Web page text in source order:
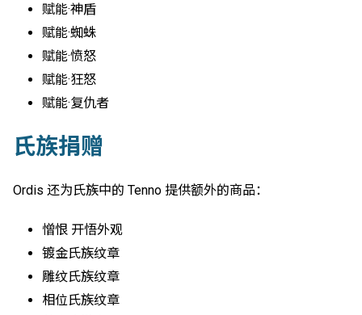
赋能·神盾
赋能·蜘蛛
赋能·愤怒
赋能·狂怒
赋能·复仇者
氏族捐赠
Ordis 还为氏族中的 Tenno 提供额外的商品：
憎恨 开悟外观
镀金氏族纹章
雕纹氏族纹章
相位氏族纹章